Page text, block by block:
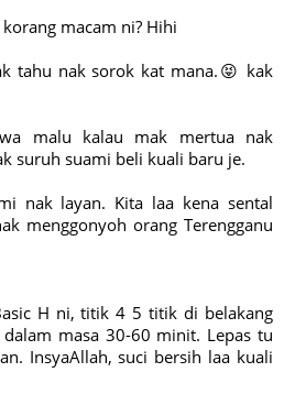
macam ni? Hihi
tahu nak sorok kat mana.😝 kak
malu kalau mak mertua nak
suruh suami beli kuali baru je.
nak layan. Kita laa kena sental
menggonyoh orang Terengganu
H ni, titik 4 5 titik di belakang
masa 30-60 minit. Lepas tu
InsyaAllah, suci bersih laa kuali